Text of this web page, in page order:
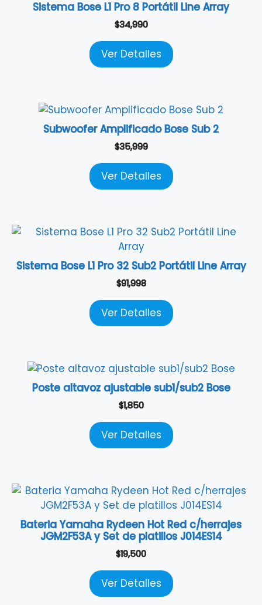
Sistema Bose L1 Pro 8 Portátil Line Array
$34,990
Ver Detalles
Subwoofer Amplificado Bose Sub 2
$35,999
Ver Detalles
Sistema Bose L1 Pro 32 Sub2 Portátil Line Array
$91,998
Ver Detalles
Poste altavoz ajustable sub1/sub2 Bose
$1,850
Ver Detalles
Bateria Yamaha Rydeen Hot Red c/herrajes
JGM2F53A y Set de platillos J014ES14
$19,500
Ver Detalles